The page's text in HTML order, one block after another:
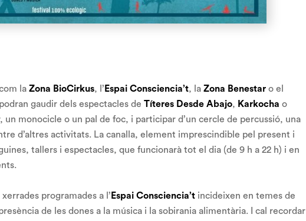
la Zona BioCirkus, l’ Espai Consciencia’t, la Zona Benestar o el
gaudir dels espectacles de Títeres Desde Abajo, Karkocha o
un monocicle o un pal de foc, i participar d’un cercle de percussió, una
d’altres activitats. La canalla, element imprescindible pel present i
tallers i espectacles, que funcionarà tot el dia (de 9 h a 22 h) i en
xerrades programades a l’ Espai Consciencia’t incideixen en temes de
de les dones a la música i la sobirania alimentària. I cal recordar